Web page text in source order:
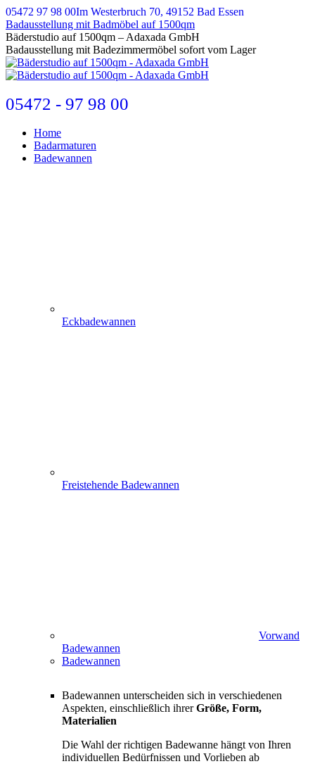
Zum
Inhalt
springen
05472 97 98 00Im Westerbruch 70, 49152 Bad Essen
Badausstellung mit Badmöbel auf 1500qm
E-
Mail
page
opens
new
window
Bäderstudio auf 1500qm – Adaxada GmbH
Badausstellung mit Badezimmermöbel sofort vom Lager
05472 - 97 98 00
Home
Badarmaturen
Badewannen
Eckbadewannen
Freistehende Badewannen
Vorwand
Badewannen
Badewannen
Badewannen unterscheiden sich in verschiedenen
Aspekten, einschließlich ihrerGröße, Form,
Materialien
Die Wahl der richtigen Badewanne hängt von Ihren
individuellen Bedürfnissen und Vorlieben ab